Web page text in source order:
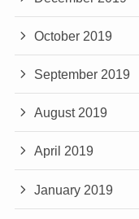
October 2019
September 2019
August 2019
April 2019
January 2019